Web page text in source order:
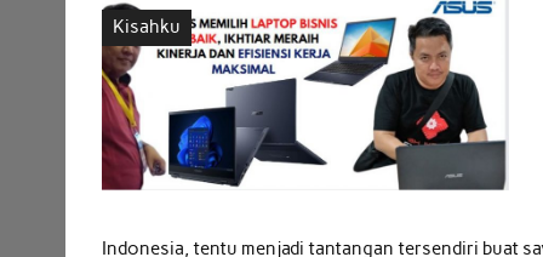
Kisahku
Indonesia, tentu menjadi tantangan tersendiri buat